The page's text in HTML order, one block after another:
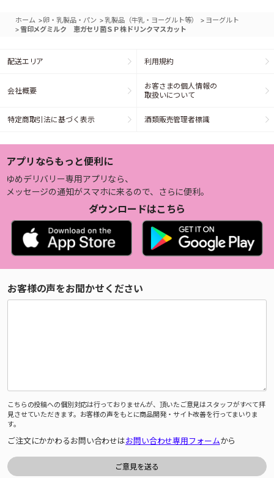
ホーム >卵・乳製品・パン >乳製品（牛乳・ヨーグルト等） > ヨーグルト
>雪印メグミルク 恵ガセリ菌ＳＰ株ドリンクマスカット
配送エリア 利用規約
会社概要
お客さまの個人情報の
取扱いについて
特定商取引法に基づく表示 酒類販売管理者標識
アプリならもっと便利に
ゆめデリバリー専用アプリなら、
メッセージの通知がスマホに来るので、さらに便利。
ダウンロードはこちら
お客様の声をお聞かせください
こちらの投稿への個別対応は行っておりませんが、頂いたご意見はスタッフがすべて拝
見させていただきます。お客様の声をもとに商品開発・サイト改善を行ってまいりま
す。
ご注文にかかわるお問い合わせはお問い合わせ専用フォームから